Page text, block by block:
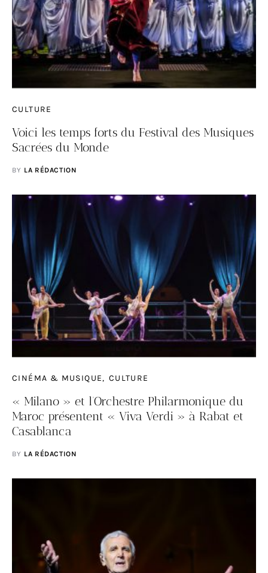
CULTURE
Voici les temps forts du Festival des Musiques
Sacrées du Monde
BY LA RÉDACTION
CINÉMA & MUSIQUE CULTURE
« Milano » et l’Orchestre Philarmonique du
Maroc présentent « Viva Verdi » à Rabat et
Casablanca
BY LA RÉDACTION